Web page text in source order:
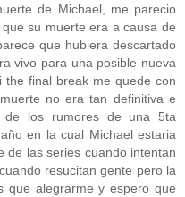
de Michael, me parecio
su muerte era a causa de
que hubiera descartado
vivo para una posible nueva
final break me quede con
no era tan definitiva e
de los rumores de una 5ta
en la cual Michael estaria
de las series cuando intentan
resucitan gente pero la
que alegrarme y espero que